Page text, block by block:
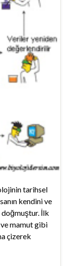
tarihsel
kendini ve
doğmuştur. İlk
ve mamut gibi
çizerek